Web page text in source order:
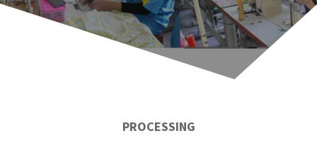
PROCESSING